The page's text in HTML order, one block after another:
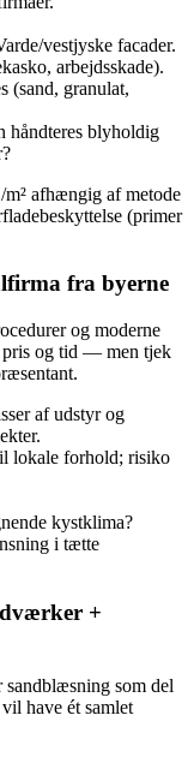
vestjyske facader.
arbejdsskade).
(sand, granulat,
håndteres blyholdig
afhængig af metode
(primer
fra byerne
og moderne
pris og tid — men tjek
af udstyr og
lokale forhold; risiko
kystklima?
i tætte
+
sandblæsning som del
have ét samlet